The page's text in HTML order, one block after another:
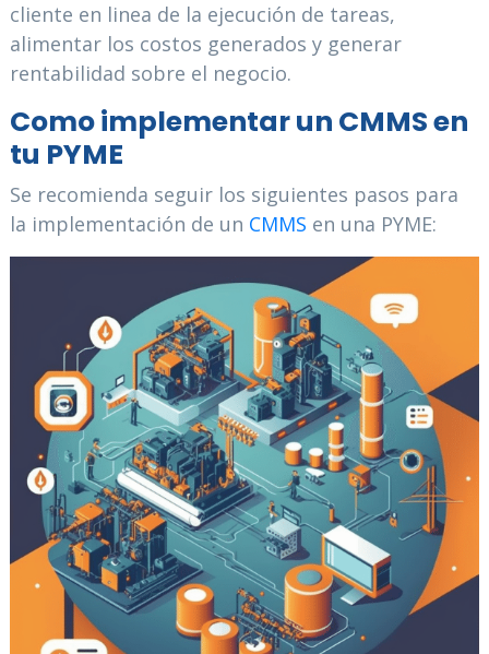
cliente en linea de la ejecución de tareas,
alimentar los costos generados y generar
rentabilidad sobre el negocio.
Como implementar un CMMS en
tu PYME
Se recomienda seguir los siguientes pasos para
la implementación de un CMMS en una PYME: